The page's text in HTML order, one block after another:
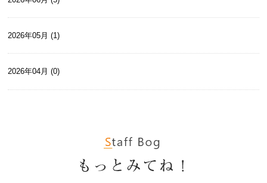
2026年05月 (1)
2026年04月 (0)